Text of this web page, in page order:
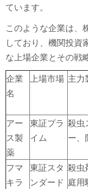
ています。
このような企業は、
しており、機関投資
な上場企業とその戦
企業
名
上場市場 主力
アー
ス製
薬
東証プラ
イム
殺虫
ー、
フマ
キラ
東証スタ
ンダード
殺虫
庭用